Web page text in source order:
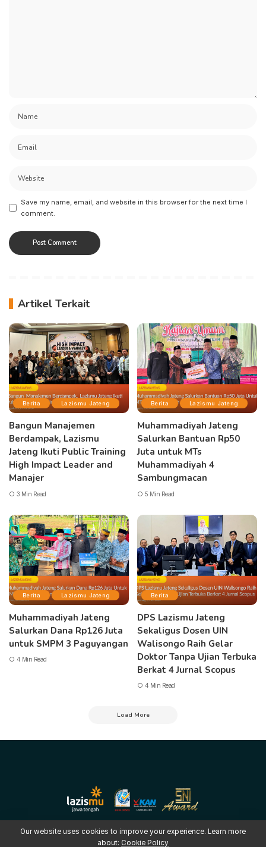
Save my name, email, and website in this browser for the next time I
comment.
Artikel Terkait
Berita Lazismu Jateng
Bangun Manajemen
Berdampak, Lazismu
Jateng Ikuti Public Training
High Impact Leader and
Manajer
3 Min Read
Berita Lazismu Jateng
Muhammadiyah Jateng
Salurkan Bantuan Rp50
Juta untuk MTs
Muhammadiyah 4
Sambungmacan
5 Min Read
Berita Lazismu Jateng
Muhammadiyah Jateng
Salurkan Dana Rp126 Juta
untuk SMPM 3 Paguyangan
4 Min Read
Berita
DPS Lazismu Jateng
Sekaligus Dosen UIN
Walisongo Raih Gelar
Doktor Tanpa Ujian Terbuka
Berkat 4 Jurnal Scopus
4 Min Read
Load More
Our website uses cookies to improve your experience. Learn more
about: Cookie Policy